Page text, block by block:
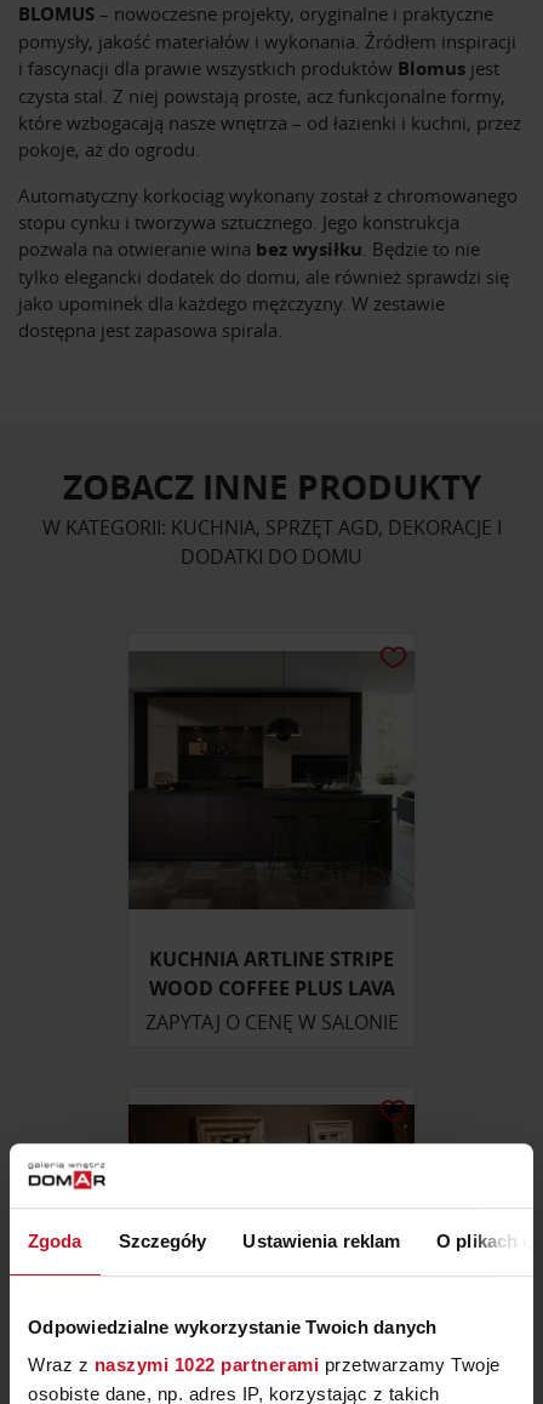
Zgoda Szczegóły Ustawienia reklam O plikach
Odpowiedzialne wykorzystanie Twoich danych
Wraz z naszymi 1022 partnerami przetwarzamy Twoje
osobiste dane, np. adres IP, korzystając z takich
BLOMUS – nowoczesne projekty, oryginalne i praktyczne
pomysły, jakość materiałów i wykonania. Źródłem inspiracji
i fascynacji dla prawie wszystkich produktów Blomus jest
czysta stal. Z niej powstają proste, acz funkcjonalne formy,
które wzbogacają nasze wnętrza – od łazienki i kuchni, przez
pokoje, aż do ogrodu.
Automatyczny korkociąg wykonany został z chromowanego
stopu cynku i tworzywa sztucznego. Jego konstrukcja
pozwala na otwieranie wina bez wysiłku. Będzie to nie
tylko elegancki dodatek do domu, ale również sprawdzi się
jako upominek dla każdego mężczyzny. W zestawie
dostępna jest zapasowa spirala.
ZOBACZ INNE PRODUKTY
W KATEGORII: KUCHNIA, SPRZĘT AGD, DEKORACJE I
DODATKI DO DOMU
KUCHNIA ARTLINE STRIPE
WOOD COFFEE PLUS LAVA
ZAPYTAJ O CENĘ W SALONIE